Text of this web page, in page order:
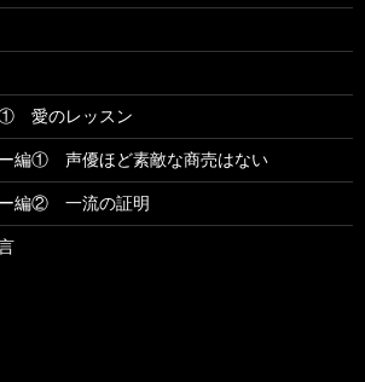
愛のレッスン
編① 声優ほど素敵な商売はない
編② 一流の証明